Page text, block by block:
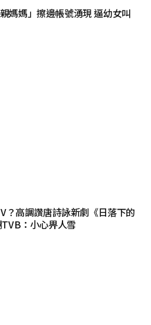
媽媽」擦邊帳號湧現 逼幼女叫
？高調讚唐詩詠新劇《日落下的
：小心畀人雪